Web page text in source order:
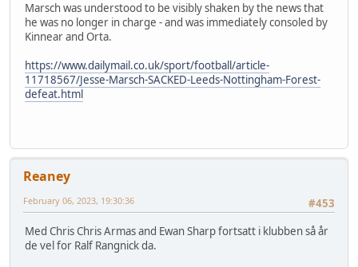
Marsch was understood to be visibly shaken by the news that
he was no longer in charge - and was immediately consoled by
Kinnear and Orta.
https://www.dailymail.co.uk/sport/football/article-
11718567/Jesse-Marsch-SACKED-Leeds-Nottingham-Forest-
defeat.html
Reaney
#453
February 06, 2023, 19:30:36
Med Chris Chris Armas and Ewan Sharp fortsatt i klubben så år
de vel for Ralf Rangnick da.